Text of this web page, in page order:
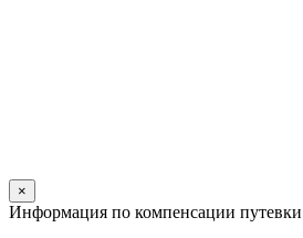
×
Информация по компенсации